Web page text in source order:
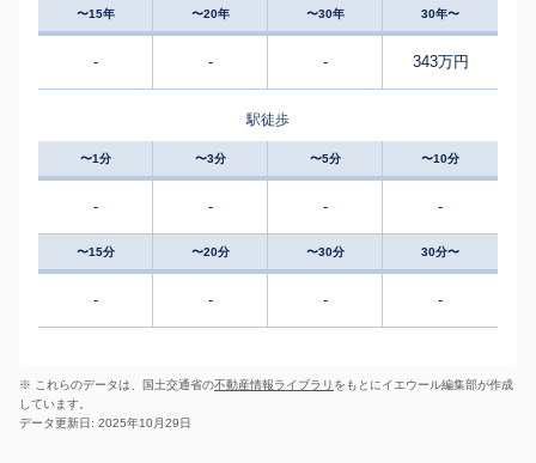
〜15年 〜20年 〜30年 30年〜
- - - 343万円
駅徒歩
〜1分 〜3分 〜5分 〜10分
- - - -
〜15分 〜20分 〜30分 30分〜
- - - -
※ これらのデータは、国土交通省の不動産情報ライブラリ をもとにイエウール編集部が作成
しています。
データ更新日: 2025年10月29日